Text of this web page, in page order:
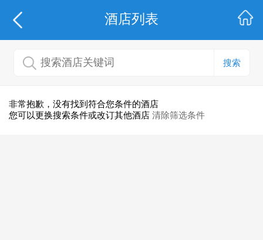
酒店列表
搜索
非常抱歉，没有找到符合您条件的酒店
您可以更换搜索条件或改订其他酒店 清除筛选条件